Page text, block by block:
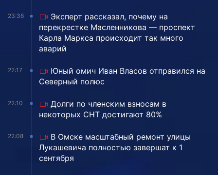
23:36
Эксперт рассказал, почему на
перекрестке Масленникова — проспект
Карла Маркса происходит так много
аварий
22:17
Юный омич Иван Власов отправился на
Северный полюс
22:10
Долги по членским взносам в
некоторых СНТ достигают 80%
22:08
В Омске масштабный ремонт улицы
Лукашевича полностью завершат к 1
сентября